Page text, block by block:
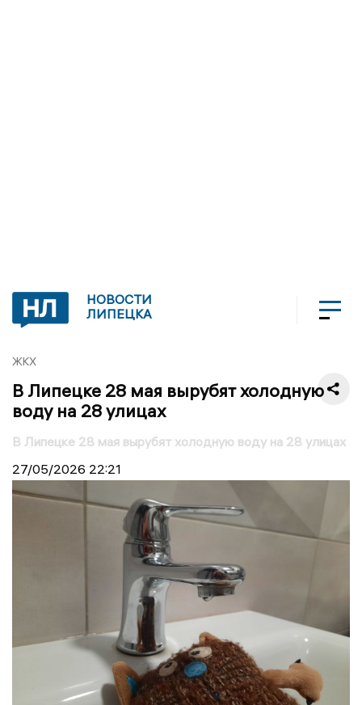
НОВОСТИ
ЛИПЕЦКА
ЖКХ
В Липецке 28 мая вырубят холодную
воду на 28 улицах
В Липецке 28 мая вырубят холодную воду на 28 улицах
27/05/2026 22:21